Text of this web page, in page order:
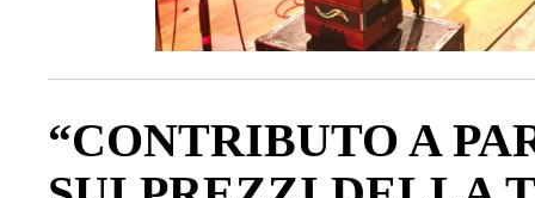
“CONTRIBUTO A